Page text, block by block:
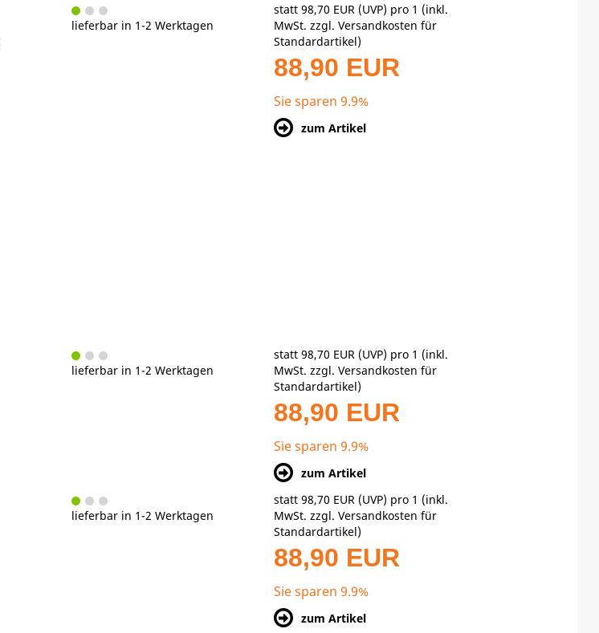
lieferbar in 1-2 Werktagen
statt98,70 EUR (UVP) pro 1 (inkl.
MwSt. zzgl.Versandkosten für
Standardartikel)
88,90 EUR
Sie sparen 9.9%
zum Artikel
lieferbar in 1-2 Werktagen
statt98,70 EUR (UVP) pro 1 (inkl.
MwSt. zzgl.Versandkosten für
Standardartikel)
88,90 EUR
Sie sparen 9.9%
zum Artikel
lieferbar in 1-2 Werktagen
statt98,70 EUR (UVP) pro 1 (inkl.
MwSt. zzgl.Versandkosten für
Standardartikel)
88,90 EUR
Sie sparen 9.9%
zum Artikel